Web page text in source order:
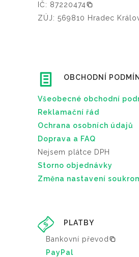
IČ: 87220474
ZÚJ: 569810 Hradec
OBCHODNÍ
Všeobecné obchodní
Reklamační řád
Ochrana osobních údajů
Doprava a FAQ
Nejsem plátce DPH
Storno objednávky
Změna nastavení
PLATBY
Bankovní převod
PayPal